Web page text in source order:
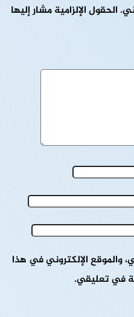
الحقول الإلزامية مشار إليها
والموقع الإلكتروني في هذا
في تعليقي.